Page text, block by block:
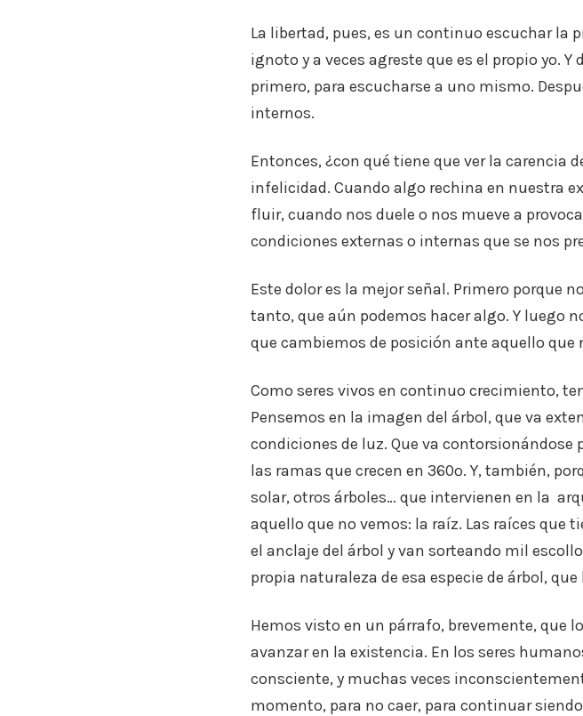
La libertad, pues, es un continuo escuchar la
ignoto y a veces agreste que es el propio yo.
primero, para escucharse a uno mismo.
internos.
Entonces, ¿con qué tiene que ver la carencia
infelicidad. Cuando algo rechina en nuestra
fluir, cuando nos duele o nos mueve a
condiciones externas o internas que se nos
Este dolor es la mejor señal. Primero porque
tanto, que aún podemos hacer algo. Y luego
que cambiemos de posición ante aquello que
Como seres vivos en continuo crecimiento,
Pensemos en la imagen del árbol, que va
condiciones de luz. Que va contorsionándose
las ramas que crecen en 360º. Y, también,
solar, otros árboles… que intervienen en la
aquello que no vemos: la raíz. Las raíces que
el anclaje del árbol y van sorteando mil
propia naturaleza de esa especie de árbol,
Hemos visto en un párrafo, brevemente, que
avanzar en la existencia. En los seres
consciente, y muchas veces
momento, para no caer, para continuar